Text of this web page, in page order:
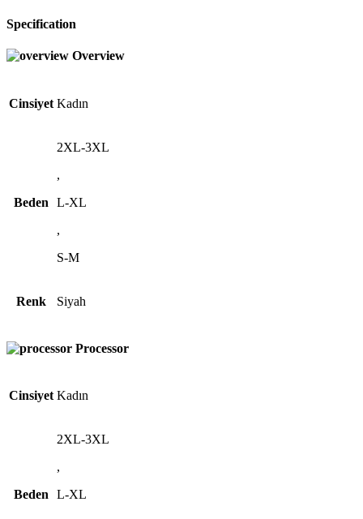
Specification
Overview
Cinsiyet Kadın
Beden
2XL-3XL
,
L-XL
,
S-M
Renk Siyah
Processor
Cinsiyet Kadın
Beden
2XL-3XL
,
L-XL